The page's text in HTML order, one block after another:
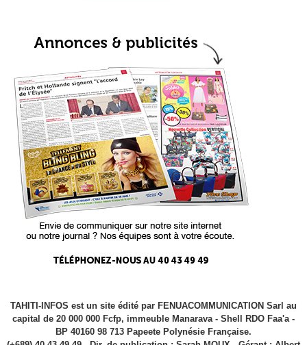
TAHITI-INFOS est un site édité par FENUACOMMUNICATION Sarl au
capital de 20 000 000 Fcfp, immeuble Manarava - Shell RDO Faa'a -
BP 40160 98 713 Papeete Polynésie Française.